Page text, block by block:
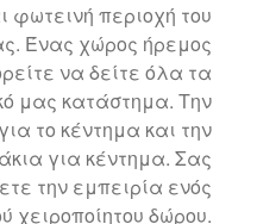
φωτεινή περιοχή του
Ένας χώρος ήρεμος
να δείτε όλα τα
μας κατάστημα. Την
το κέντημα και την
για κέντημα. Σας
την εμπειρία ενός
χειροποίητου δώρου.